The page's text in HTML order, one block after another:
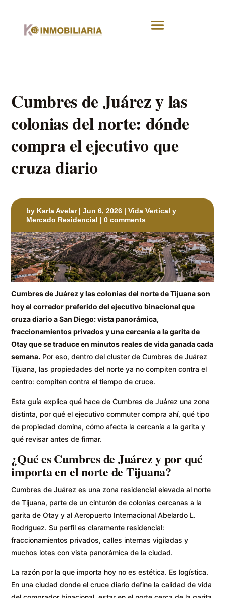
Cumbres de Juárez y las
colonias del norte: dónde
compra el ejecutivo que
cruza diario
by Karla Avelar|Jun 6, 2026 |Vida Vertical y
Mercado Residencial |0 comments
Cumbres de Juárez y las colonias del norte de Tijuana son
hoy el corredor preferido del ejecutivo binacional que
cruza diario a San Diego: vista panorámica,
fraccionamientos privados y una cercanía a la garita de
Otay que se traduce en minutos reales de vida ganada cada
semana. Por eso, dentro del cluster de Cumbres de Juárez
Tijuana, las propiedades del norte ya no compiten contra el
centro: compiten contra el tiempo de cruce.
Esta guía explica qué hace de Cumbres de Juárez una zona
distinta, por qué el ejecutivo commuter compra ahí, qué tipo
de propiedad domina, cómo afecta la cercanía a la garita y
qué revisar antes de firmar.
¿Qué es Cumbres de Juárez y por qué
importa en el norte de Tijuana?
Cumbres de Juárez es una zona residencial elevada al norte
de Tijuana, parte de un cinturón de colonias cercanas a la
garita de Otay y al Aeropuerto Internacional Abelardo L.
Rodríguez. Su perfil es claramente residencial:
fraccionamientos privados, calles internas vigiladas y
muchos lotes con vista panorámica de la ciudad.
La razón por la que importa hoy no es estética. Es logística.
En una ciudad donde el cruce diario define la calidad de vida